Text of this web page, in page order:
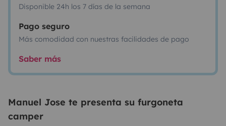
Disponible 24h los 7 días de la semana
Pago seguro
Más comodidad con nuestras facilidades de pago
Saber más
Manuel Jose te presenta su furgoneta
camper